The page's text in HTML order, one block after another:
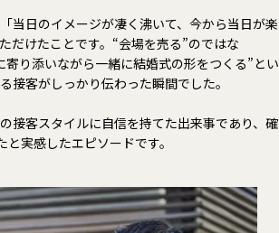
当日のイメージが凄く沸いて、今から当日が楽
だけたことです。“会場を売る”のではな
寄り添いながら一緒に結婚式の形をつくる”とい
接客がしっかり伝わった瞬間でした。
接客スタイルに自信を持てた出来事であり、確
実感したエピソードです。